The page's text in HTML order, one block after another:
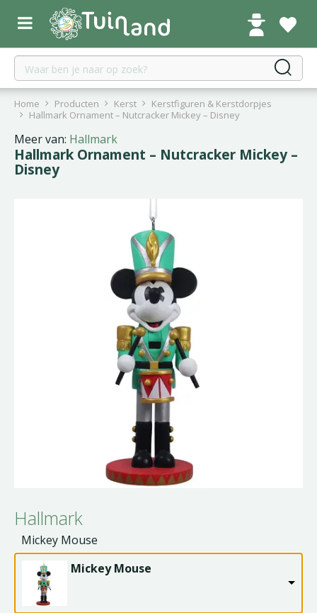
r
Home Producten Kerst
Kerstfiguren & Kerstdorpjes
Hallmark Ornament – Nutcracker Mickey – Disney
Meer van: Hallmark
Hallmark Ornament – Nutcracker Mickey –
Disney
Hallmark
Mickey Mouse
Mickey Mouse